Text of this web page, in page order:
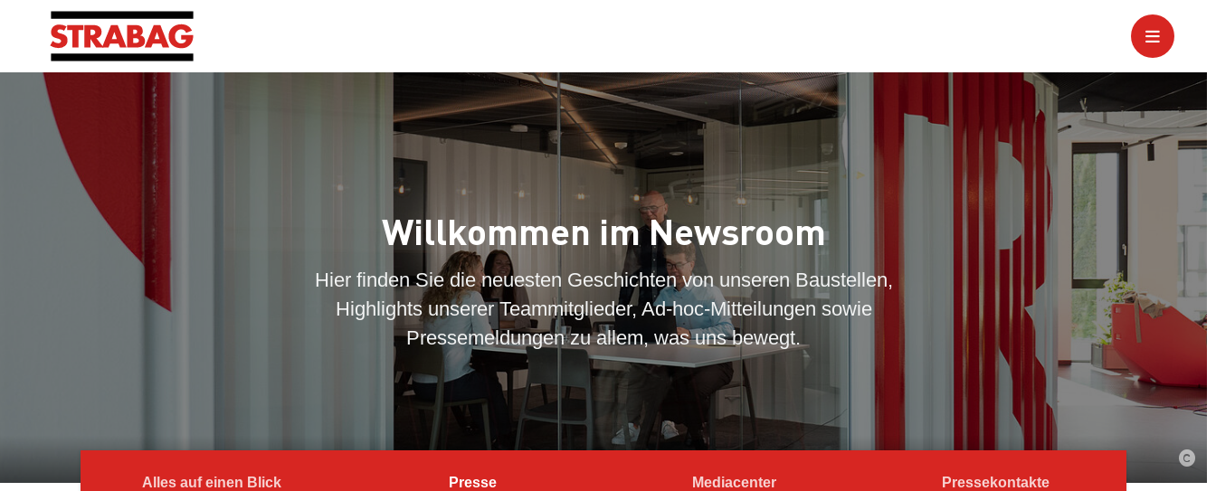
Willkommen im Newsroom
Hier finden Sie die neuesten Geschichten von unseren Baustellen,
Highlights unserer Teammitglieder, Ad-hoc-Mitteilungen sowie
Pressemeldungen zu allem, was uns bewegt.
Alles auf einen Blick Presse Mediacenter Pressekontakte